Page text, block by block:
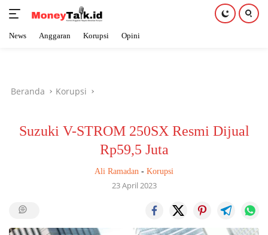
News Anggaran Korupsi Opini
Beranda Korupsi
Suzuki V-STROM 250SX Resmi Dijual
Rp59,5 Juta
Ali Ramadan - Korupsi
23 April 2023